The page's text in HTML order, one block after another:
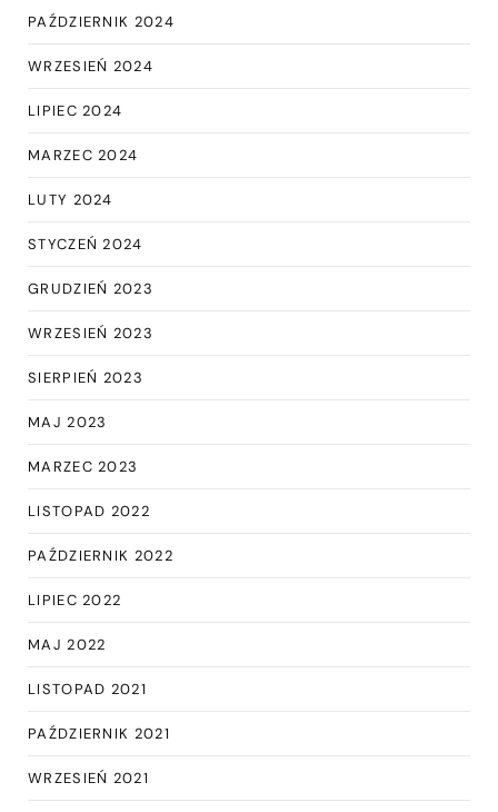
PAŹDZIERNIK 2024
WRZESIEŃ 2024
LIPIEC 2024
MARZEC 2024
LUTY 2024
STYCZEŃ 2024
GRUDZIEŃ 2023
WRZESIEŃ 2023
SIERPIEŃ 2023
MAJ 2023
MARZEC 2023
LISTOPAD 2022
PAŹDZIERNIK 2022
LIPIEC 2022
MAJ 2022
LISTOPAD 2021
PAŹDZIERNIK 2021
WRZESIEŃ 2021